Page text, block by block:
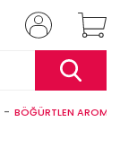
BÖĞÜRTLEN AROMA